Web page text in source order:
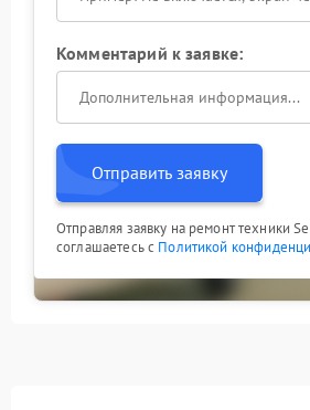
Комментарий к заявке:
Отправить заявку
Отправляя заявку на ремонт техники
соглашаетесь с Политикой